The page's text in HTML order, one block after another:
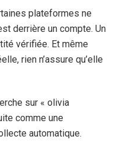
plateformes ne
derrière un compte. Un
vérifiée. Et même
rien n’assure qu’elle
sur « olivia
comme une
automatique.